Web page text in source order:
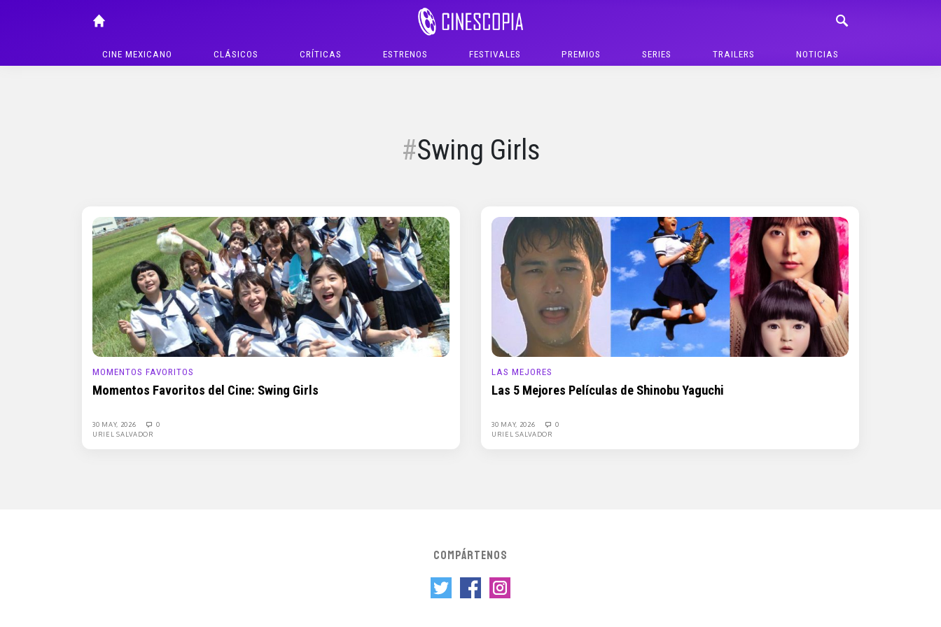
CINE MEXICANO CLÁSICOS CRÍTICAS ESTRENOS FESTIVALES PREMIOS SERIES TRAILERS NOTICIAS
Swing Girls
MOMENTOS FAVORITOS
Momentos Favoritos del Cine: Swing Girls
30 MAY, 2026
0
URIEL SALVADOR
LAS MEJORES
Las 5 Mejores Películas de Shinobu Yaguchi
30 MAY, 2026
0
URIEL SALVADOR
COMPÁRTENOS